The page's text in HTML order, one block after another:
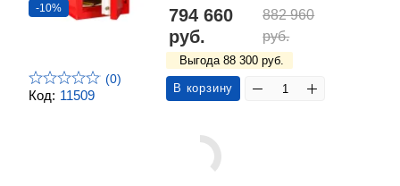
Код: 11509
-10%
(0)
794 660
руб.
882 960
руб.
Выгода 88 300 руб.
В корзину